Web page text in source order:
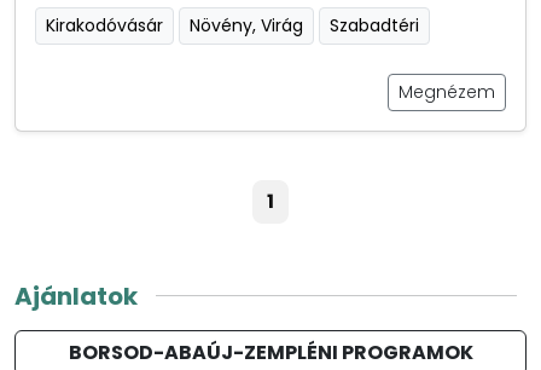
Kirakodóvásár
Növény, Virág Szabadtéri
Megnézem
1
Ajánlatok
BORSOD-ABAÚJ-ZEMPLÉNI PROGRAMOK